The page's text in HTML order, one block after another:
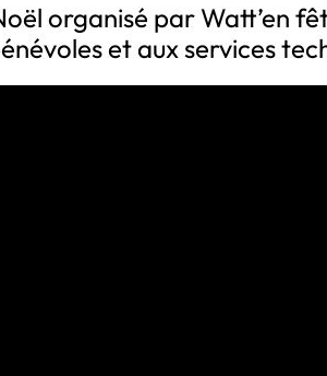
organisé par Watt’en
et aux services